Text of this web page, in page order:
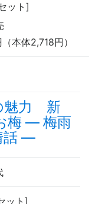
ット]
本体2,718円）
魅力 新
梅 — 梅雨
話 —
ット]